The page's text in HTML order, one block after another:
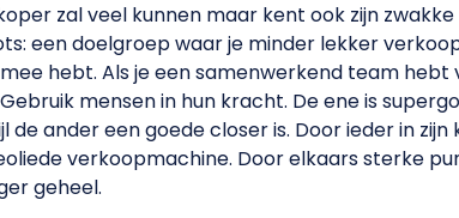
zal veel kunnen maar kent ook zijn
een doelgroep waar je minder lekker
hebt. Als je een samenwerkend team hebt
mensen in hun kracht. De ene is
de ander een goede closer is. Door ieder in
verkoopmachine. Door elkaars sterke
geheel.